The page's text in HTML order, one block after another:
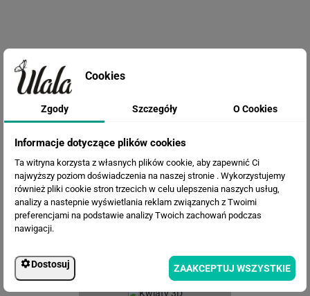
Fototapeta Liście palmy
Cookies
Zgody Szczegóły O Cookies
Informacje dotyczące plików cookies
Ta witryna korzysta z własnych plików cookie, aby zapewnić Ci
najwyższy poziom doświadczenia na naszej stronie . Wykorzystujemy
również pliki cookie stron trzecich w celu ulepszenia naszych usług,
analizy a nastepnie wyświetlania reklam związanych z Twoimi
preferencjami na podstawie analizy Twoich zachowań podczas
nawigacji.
Dostosuj ZAAKCEPTUJ WSZYSTKIE